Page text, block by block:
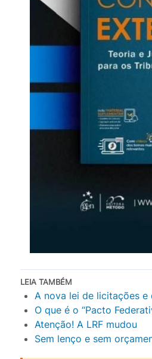
LEIA TAMBÉM
A nova lei de licitações
O que é o “Pacto
Atenção! A LRF mudou
Sem lenço e sem